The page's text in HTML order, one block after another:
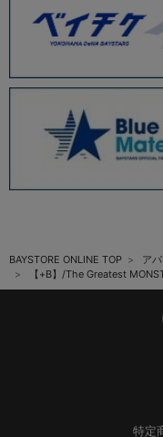
BAYSTORE ONLINE TOP ア
【+B】/The Greatest
特定